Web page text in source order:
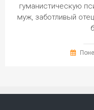
гуманистическую
муж, заботливый